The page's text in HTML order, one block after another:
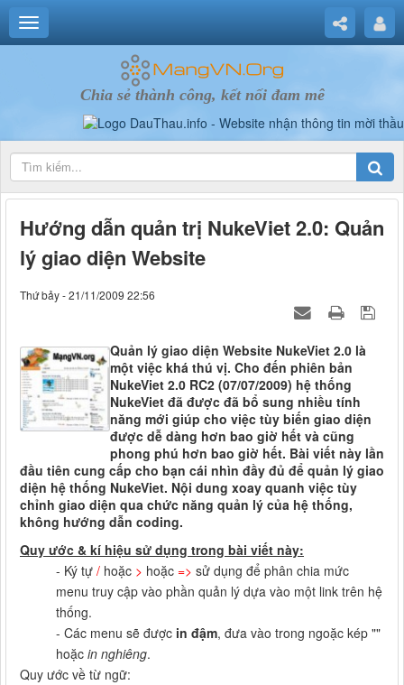
Chia sẻ thành công, kết nối đam mê
Hướng dẫn quản trị NukeViet 2.0: Quản
lý giao diện Website
Thứ bảy - 21/11/2009 22:56
Quản lý giao diện Website NukeViet 2.0 là
một việc khá thú vị. Cho đến phiên bản
NukeViet 2.0 RC2 (07/07/2009) hệ thống
NukeViet đã được đã bổ sung nhiều tính
năng mới giúp cho việc tùy biến giao diện
được dễ dàng hơn bao giờ hết và cũng
phong phú hơn bao giờ hết. Bài viết này lần
đầu tiên cung cấp cho bạn cái nhìn đầy đủ để quản lý giao
diện hệ thống NukeViet. Nội dung xoay quanh việc tùy
chỉnh giao diện qua chức năng quản lý của hệ thống,
không hướng dẫn coding.
Quy ước & kí hiệu sử dụng trong bài viết này:
- Ký tự / hoặc > hoặc => sử dụng để phân chia mức
menu truy cập vào phần quản lý dựa vào một link trên hệ
thống.
- Các menu sẽ được in đậm, đưa vào trong ngoặc kép ""
hoặc in nghiêng.
Quy ước về từ ngữ: